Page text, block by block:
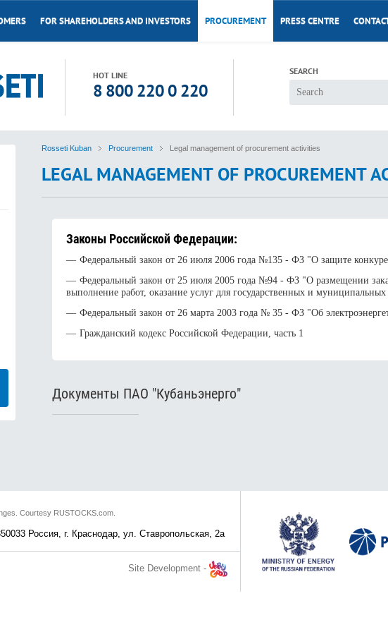
FOR SHAREHOLDERS AND INVESTORS PROCUREMENT PRESS CENTRE
HOT LINE
8 800 220 0 220
SEARCH
Rosseti Kuban Procurement Legal management of procurement activities
LEGAL MANAGEMENT OF PROCUREMENT
Законы Российской Федерации:
Федеральный закон от 26 июля 2006 года №135 - ФЗ "О защите
Федеральный закон от 25 июля 2005 года №94 - ФЗ "О размещении
выполнение работ, оказание услуг для государственных и
Федеральный закон от 26 марта 2003 года № 35 - ФЗ "Об
Гражданский кодекс Российской Федерации, часть 1
Документы ПАО "Кубаньэнерго"
Courtesy RUSTOCKS.com.
Россия, г. Краснодар, ул. Ставропольская, 2а
Site Development -